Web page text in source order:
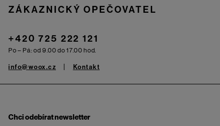
ZÁKAZNICKÝ OPEČOVATEL
+420 725 222 121
Po – Pá: od 9.00 do 17.00 hod.
info@woox.cz Kontakt
Chci odebírat newsletter